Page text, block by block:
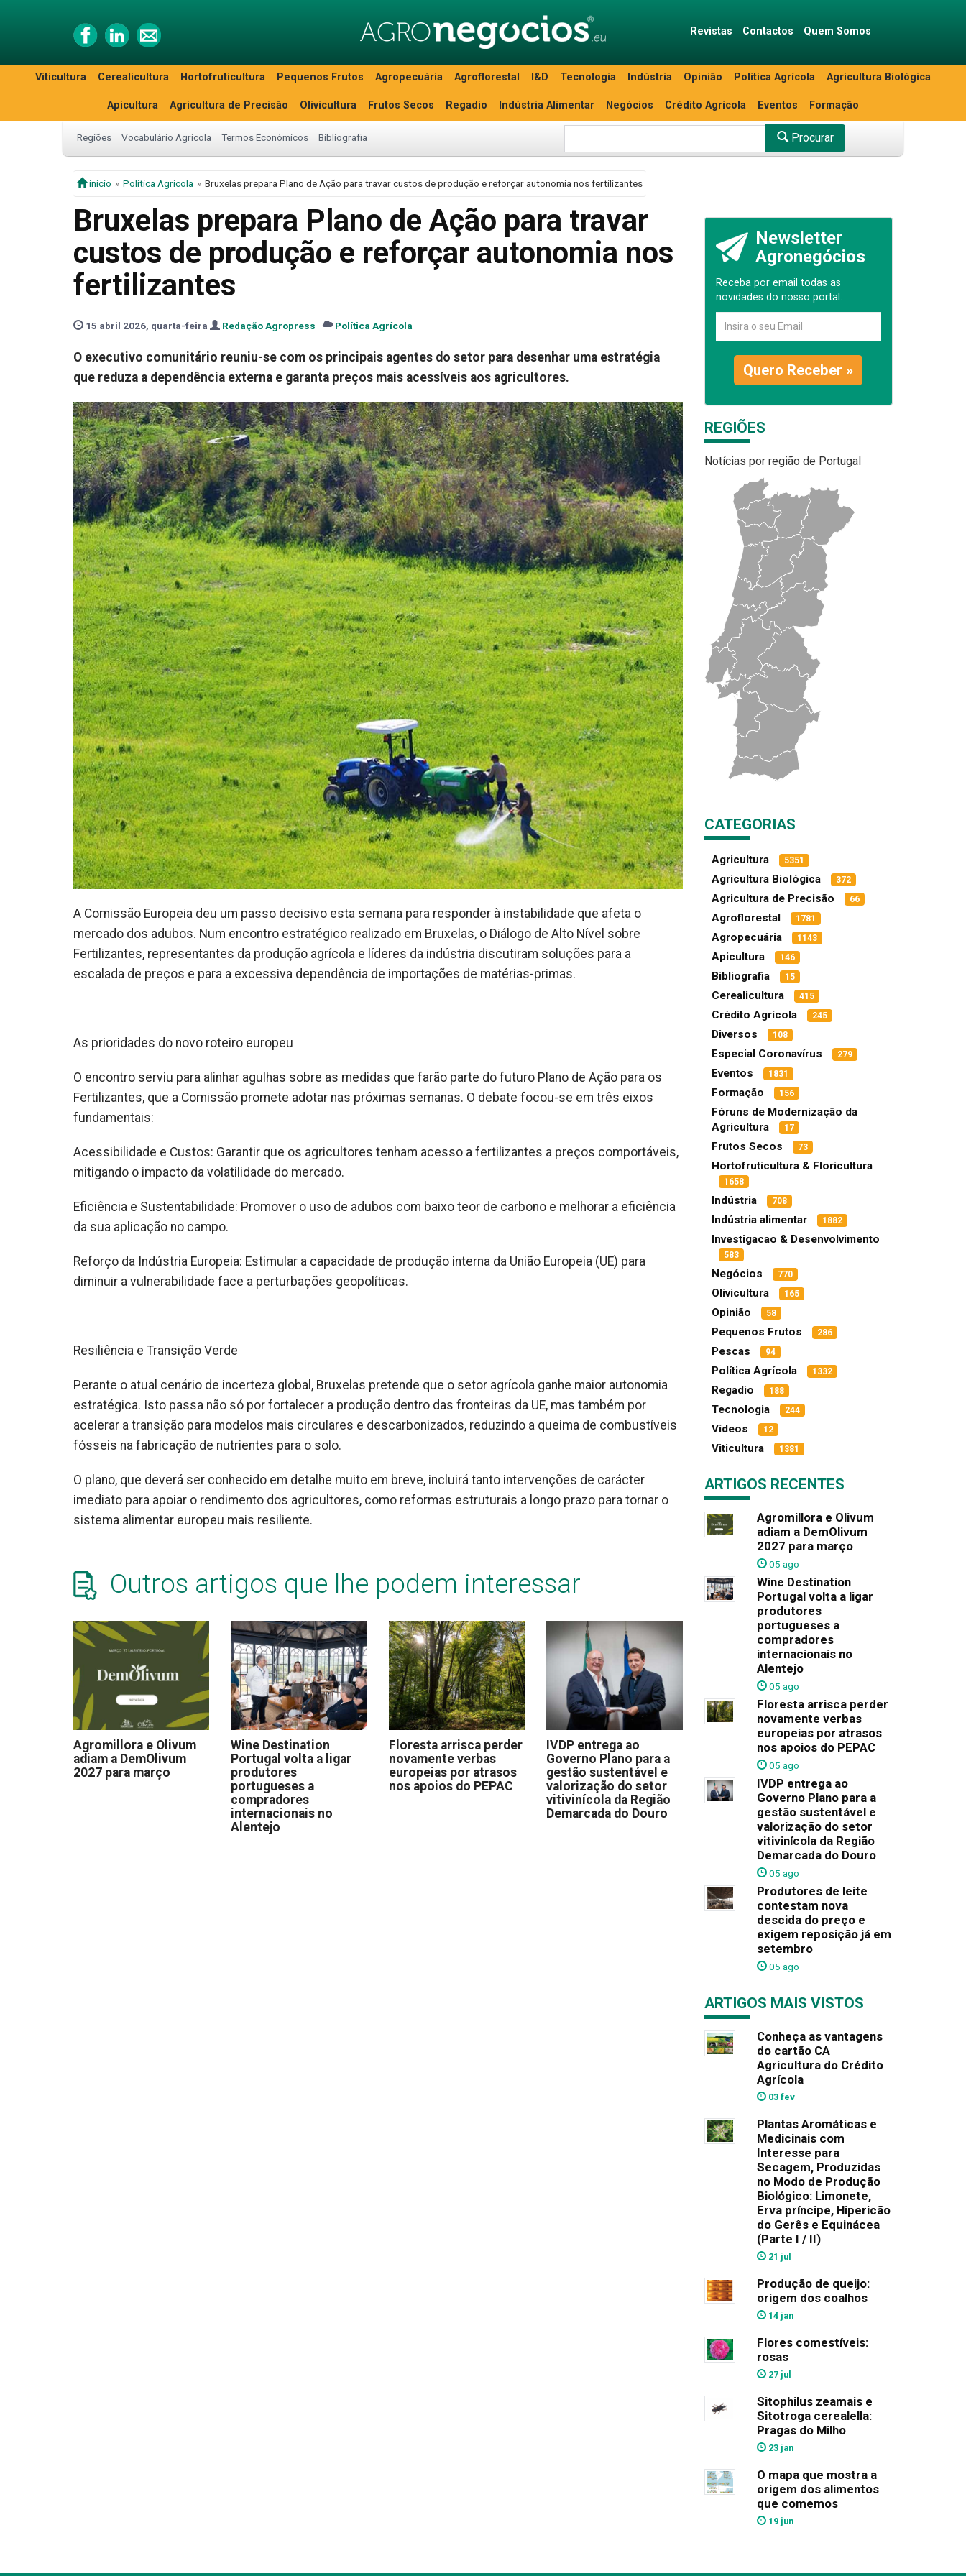
Revistas Contactos Quem Somos
Viticultura Cerealicultura Hortofruticultura Pequenos Frutos Agropecuária Agroflorestal I&D Tecnologia Indústria Opinião Política Agrícola Agricultura Biológica
Apicultura Agricultura de Precisão Olivicultura Frutos Secos Regadio Indústria Alimentar Negócios Crédito Agrícola Eventos Formação
Regiões Vocabulário Agrícola Termos Económicos Bibliografia Procurar
início Política Agrícola Bruxelas prepara Plano de Ação para travar custos de produção e reforçar autonomia nos fertilizantes
Bruxelas prepara Plano de Ação para travar
custos de produção e reforçar autonomia nos
fertilizantes
15 abril 2026, quarta-feira Redação Agropress Política Agrícola
O executivo comunitário reuniu-se com os principais agentes do setor para desenhar uma estratégia
que reduza a dependência externa e garanta preços mais acessíveis aos agricultores.
A Comissão Europeia deu um passo decisivo esta semana para responder à instabilidade que afeta o
mercado dos adubos. Num encontro estratégico realizado em Bruxelas, o Diálogo de Alto Nível sobre
Fertilizantes, representantes da produção agrícola e líderes da indústria discutiram soluções para a
escalada de preços e para a excessiva dependência de importações de matérias-primas.
As prioridades do novo roteiro europeu
O encontro serviu para alinhar agulhas sobre as medidas que farão parte do futuro Plano de Ação para os
Fertilizantes, que a Comissão promete adotar nas próximas semanas. O debate focou-se em três eixos
fundamentais:
Acessibilidade e Custos: Garantir que os agricultores tenham acesso a fertilizantes a preços comportáveis,
mitigando o impacto da volatilidade do mercado.
Eficiência e Sustentabilidade: Promover o uso de adubos com baixo teor de carbono e melhorar a eficiência
da sua aplicação no campo.
Reforço da Indústria Europeia: Estimular a capacidade de produção interna da União Europeia (UE) para
diminuir a vulnerabilidade face a perturbações geopolíticas.
Resiliência e Transição Verde
Perante o atual cenário de incerteza global, Bruxelas pretende que o setor agrícola ganhe maior autonomia
estratégica. Isto passa não só por fortalecer a produção dentro das fronteiras da UE, mas também por
acelerar a transição para modelos mais circulares e descarbonizados, reduzindo a queima de combustíveis
fósseis na fabricação de nutrientes para o solo.
O plano, que deverá ser conhecido em detalhe muito em breve, incluirá tanto intervenções de carácter
imediato para apoiar o rendimento dos agricultores, como reformas estruturais a longo prazo para tornar o
sistema alimentar europeu mais resiliente.
Outros artigos que lhe podem interessar
Agromillora e Olivum
adiam a DemOlivum
2027 para março
Wine Destination
Portugal volta a ligar
produtores
portugueses a
compradores
internacionais no
Alentejo
Floresta arrisca perder
novamente verbas
europeias por atrasos
nos apoios do PEPAC
IVDP entrega ao
Governo Plano para a
gestão sustentável e
valorização do setor
vitivinícola da Região
Demarcada do Douro
Newsletter
Agronegócios
Receba por email todas as
novidades do nosso portal.
Quero Receber »
REGIÕES
Notícias por região de Portugal
CATEGORIAS
Agricultura 5351
Agricultura Biológica 372
Agricultura de Precisão 66
Agroflorestal 1781
Agropecuária 1143
Apicultura 146
Bibliografia 15
Cerealicultura 415
Crédito Agrícola 245
Diversos 108
Especial Coronavírus 279
Eventos 1831
Formação 156
Fóruns de Modernização da
Agricultura
17
Frutos Secos 73
Hortofruticultura & Floricultura
1658
Indústria 708
Indústria alimentar 1882
Investigacao & Desenvolvimento
583
Negócios 770
Olivicultura 165
Opinião 58
Pequenos Frutos 286
Pescas 94
Política Agrícola 1332
Regadio 188
Tecnologia 244
Vídeos 12
Viticultura 1381
ARTIGOS RECENTES
Agromillora e Olivum
adiam a DemOlivum
2027 para março
05 ago
Wine Destination
Portugal volta a ligar
produtores
portugueses a
compradores
internacionais no
Alentejo
05 ago
Floresta arrisca perder
novamente verbas
europeias por atrasos
nos apoios do PEPAC
05 ago
IVDP entrega ao
Governo Plano para a
gestão sustentável e
valorização do setor
vitivinícola da Região
Demarcada do Douro
05 ago
Produtores de leite
contestam nova
descida do preço e
exigem reposição já em
setembro
05 ago
ARTIGOS MAIS VISTOS
Conheça as vantagens
do cartão CA
Agricultura do Crédito
Agrícola
03 fev
Plantas Aromáticas e
Medicinais com
Interesse para
Secagem, Produzidas
no Modo de Produção
Biológico: Limonete,
Erva príncipe, Hipericão
do Gerês e Equinácea
(Parte I / II)
21 jul
Produção de queijo:
origem dos coalhos
14 jan
Flores comestíveis:
rosas
27 jul
Sitophilus zeamais e
Sitotroga cerealella:
Pragas do Milho
23 jan
O mapa que mostra a
origem dos alimentos
que comemos
19 jun